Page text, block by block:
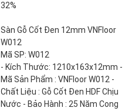
32%
Sàn Gỗ Cốt Đen 12mm VNFloor
W012
Mã SP: W012
- Kích Thước: 1210x163x12mm -
Mã Sản Phẩm : VNFloor W012 -
Chất Liệu : Gỗ Cốt Đen HDF Chịu
Nước - Bảo Hành : 25 Năm Cong